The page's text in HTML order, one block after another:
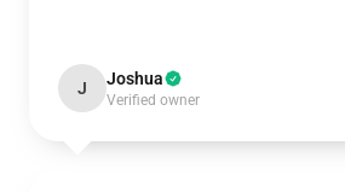
J Joshua
Verified owner